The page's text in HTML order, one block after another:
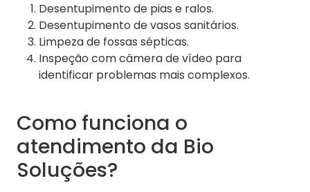
Desentupimento de pias e ralos.
Desentupimento de vasos sanitários.
Limpeza de fossas sépticas.
Inspeção com câmera de vídeo para
identificar problemas mais complexos.
Como funciona o
atendimento da Bio
Soluções?